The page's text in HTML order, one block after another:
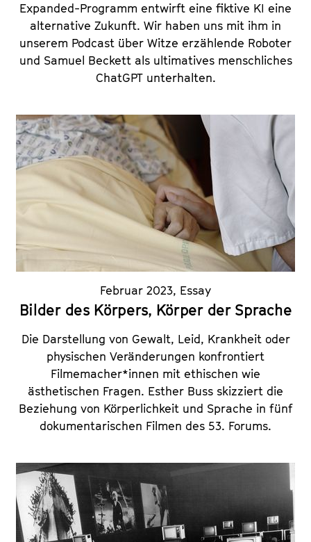
Expanded-Programm entwirft eine fiktive KI eine
alternative Zukunft. Wir haben uns mit ihm in
unserem Podcast über Witze erzählende Roboter
und Samuel Beckett als ultimatives menschliches
ChatGPT unterhalten.
Februar 2023, Essay
Bilder des Körpers, Körper der Sprache
Die Darstellung von Gewalt, Leid, Krankheit oder
physischen Veränderungen konfrontiert
Filmemacher*innen mit ethischen wie
ästhetischen Fragen. Esther Buss skizziert die
Beziehung von Körperlichkeit und Sprache in fünf
dokumentarischen Filmen des 53. Forums.